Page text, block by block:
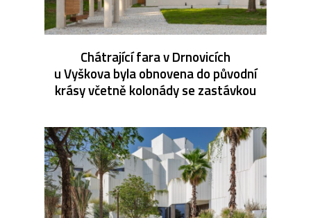
Chátrající fara v Drnovicích
u Vyškova byla obnovena do původní
krásy včetně kolonády se zastávkou